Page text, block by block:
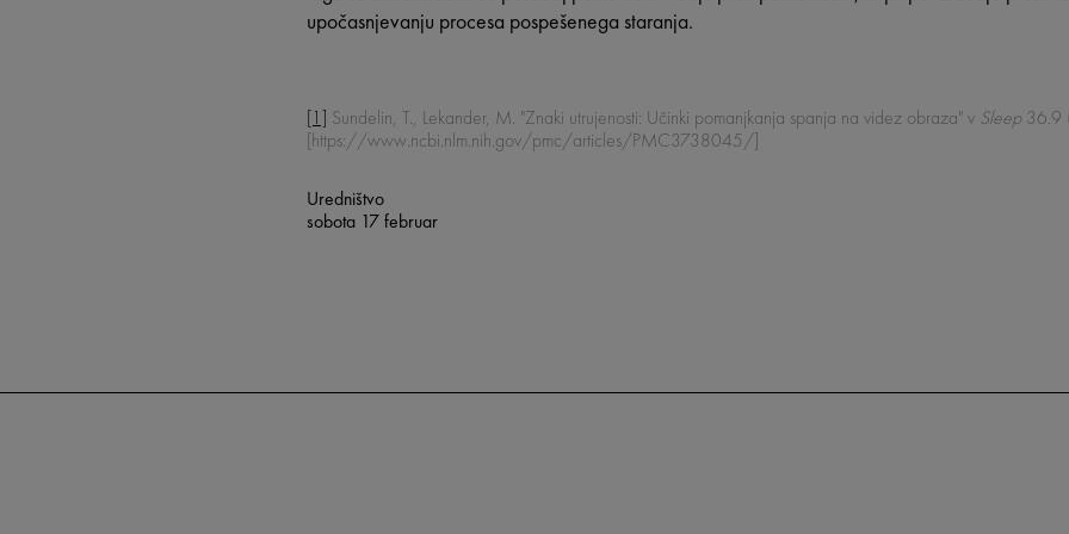
upočasnjevanju procesa pospešenega staranja.
[1] Sundelin, T., Lekander, M. "Znaki utrujenosti: Učinki pomanjkanja spanja na videz obraza" v Sleep 36.9
[https://www.ncbi.nlm.nih.gov/pmc/articles/PMC3738045/]
Uredništvo
sobota 17 februar